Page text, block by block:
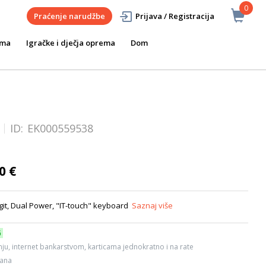
0
Praćenje narudžbe Prijava / Registracija
Igračke i dječja oprema
Dom
ID: EK000559538
€
Dual Power, "IT-touch" keyboard Saznaj više
internet bankarstvom, karticama jednokratno i na rate